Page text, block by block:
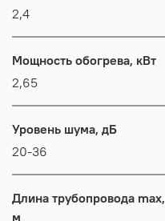
2,4
Мощность обогрева, кВт
2,65
Уровень шума, дБ
20-36
Длина трубопровода max,
м